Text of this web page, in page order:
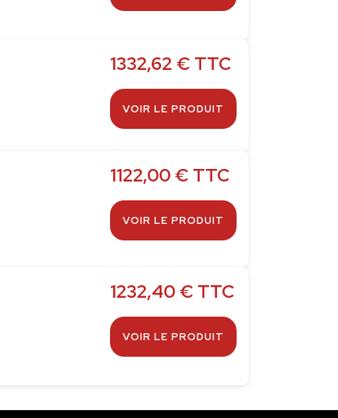
1332,62 € TTC
VOIR LE PRODUIT
1122,00 € TTC
VOIR LE PRODUIT
1232,40 € TTC
VOIR LE PRODUIT